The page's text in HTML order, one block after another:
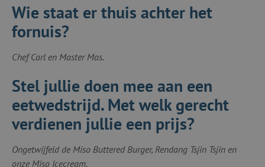
Wie staat er thuis achter het
fornuis?
Chef Carl en Master Mas.
Stel jullie doen mee aan een
eetwedstrijd. Met welk gerecht
verdienen jullie een prijs?
Ongetwijfeld de Miso Buttered Burger, Rendang Tsjin Tsjin en
onze Miso Icecream.